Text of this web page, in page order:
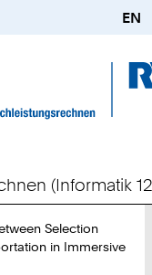
EN
(Informatik
Selection
in Immersive